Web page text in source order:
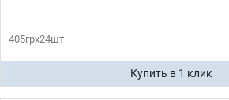
405грх24шт
Купить в 1 клик